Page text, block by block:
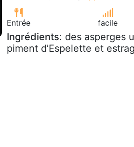
Entrée facile
Ingrédients: des asperges
piment d’Espelette et